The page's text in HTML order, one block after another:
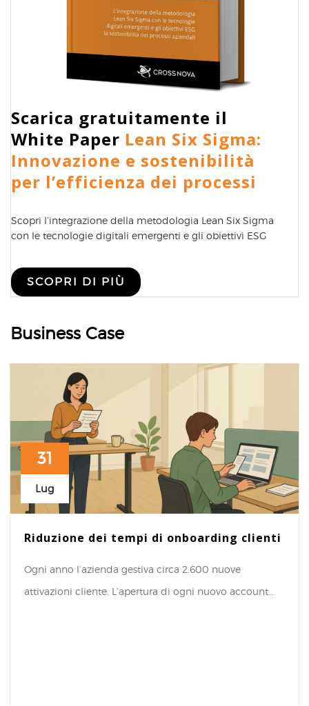
Scarica gratuitamente il
White Paper Lean Six Sigma:
Innovazione e sostenibilità
per l’efficienza dei processi
Scopri l’integrazione della metodologia Lean Six Sigma
con le tecnologie digitali emergenti e gli obiettivi ESG
SCOPRI DI PIÙ
Business Case
31
Lug
Riduzione dei tempi di onboarding clienti
Ogni anno l’azienda gestiva circa 2.600 nuove
attivazioni cliente. L’apertura di ogni nuovo account…